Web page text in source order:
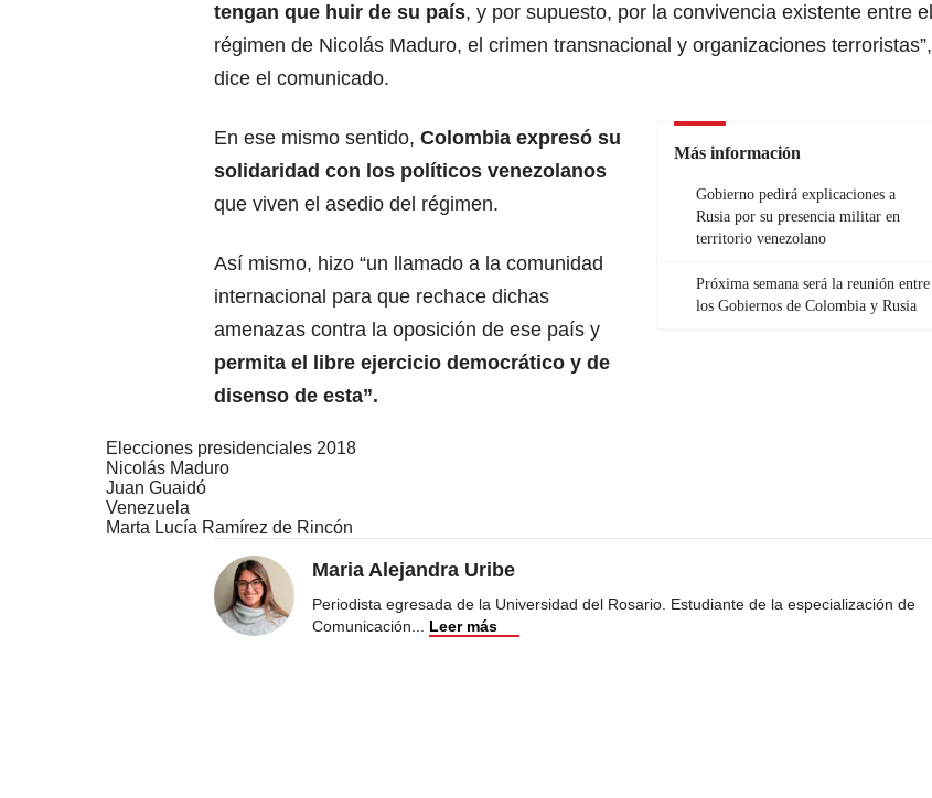
tengan que huir de su país, y por supuesto, por la convivencia existente entre el
régimen de Nicolás Maduro, el crimen transnacional y organizaciones terroristas”,
dice el comunicado.
Más información
Gobierno pedirá explicaciones a
Rusia por su presencia militar en
territorio venezolano
Próxima semana será la reunión entre
los Gobiernos de Colombia y Rusia
En ese mismo sentido, Colombia expresó su
solidaridad con los políticos venezolanos
que viven el asedio del régimen.
Así mismo, hizo “un llamado a la comunidad
internacional para que rechace dichas
amenazas contra la oposición de ese país y
permita el libre ejercicio democrático y de
disenso de esta”.
Elecciones presidenciales 2018
Nicolás Maduro
Juan Guaidó
Venezuela
Marta Lucía Ramírez de Rincón
Maria Alejandra Uribe
Periodista egresada de la Universidad del Rosario. Estudiante de la especialización de
Comunicación... Leer más